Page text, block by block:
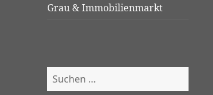
Grau & Immobilienmarkt
Suchen
nach: